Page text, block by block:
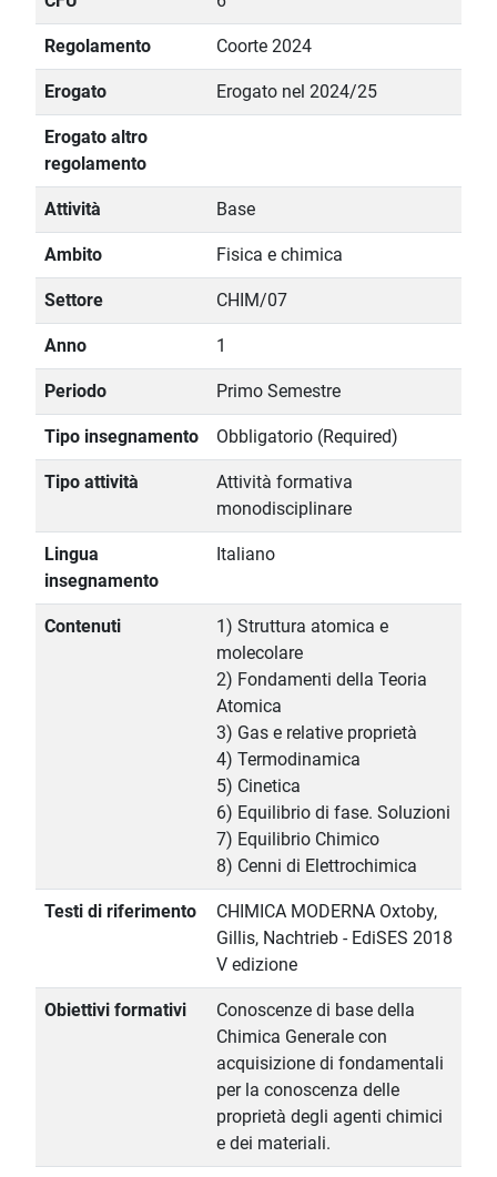
Regolamento Coorte 2024
Erogato Erogato nel 2024/25
Erogato altro
regolamento
Attività Base
Ambito Fisica e chimica
Settore CHIM/07
Anno 1
Periodo Primo Semestre
Tipo insegnamento Obbligatorio (Required)
Tipo attività
Attività formativa
monodisciplinare
Lingua
insegnamento
Italiano
Contenuti
1) Struttura atomica e
molecolare
2) Fondamenti della Teoria
Atomica
3) Gas e relative proprietà
4) Termodinamica
5) Cinetica
6) Equilibrio di fase. Soluzioni
7) Equilibrio Chimico
8) Cenni di Elettrochimica
Testi di riferimento
CHIMICA MODERNA Oxtoby,
Gillis, Nachtrieb - EdiSES 2018
V edizione
Obiettivi formativi
Conoscenze di base della
Chimica Generale con
acquisizione di fondamentali
per la conoscenza delle
proprietà degli agenti chimici
e dei materiali.